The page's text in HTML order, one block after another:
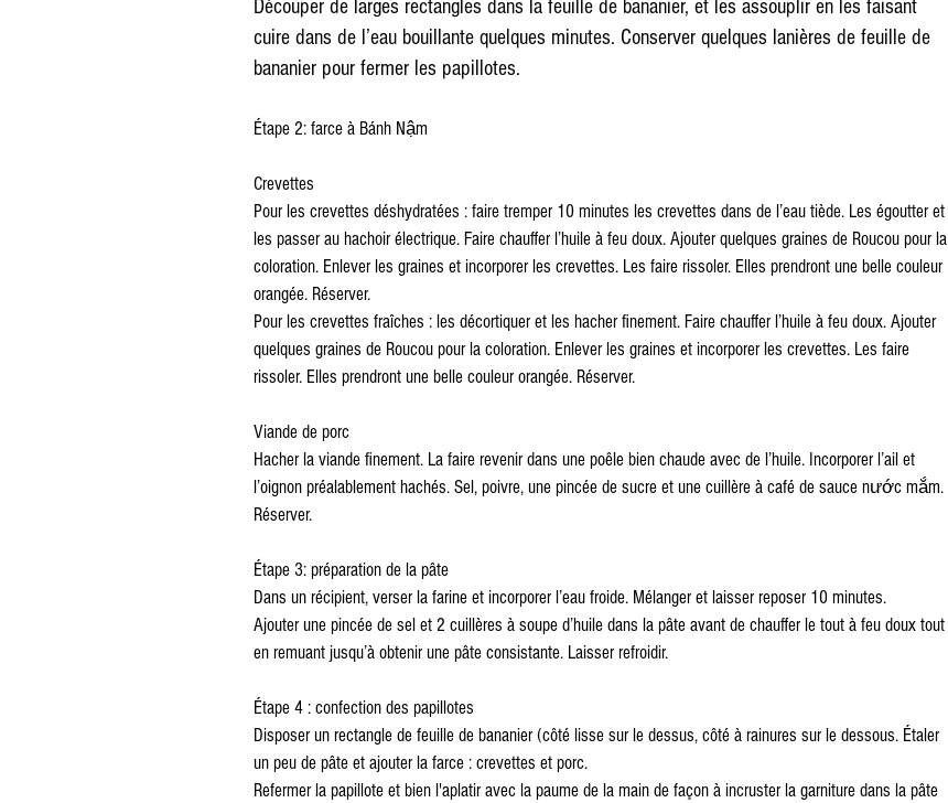
Découper de larges rectangles dans la feuille de bananier, et les assouplir en les faisant
cuire dans de l’eau bouillante quelques minutes. Conserver quelques lanières de feuille de
bananier pour fermer les papillotes.
Étape 2: farce à Bánh Nậm
Crevettes
Pour les crevettes déshydratées : faire tremper 10 minutes les crevettes dans de l’eau tiède. Les égoutter et
les passer au hachoir électrique. Faire chauffer l’huile à feu doux. Ajouter quelques graines de Roucou pour la
coloration. Enlever les graines et incorporer les crevettes. Les faire rissoler. Elles prendront une belle couleur
orangée. Réserver.
Pour les crevettes fraîches : les décortiquer et les hacher finement. Faire chauffer l’huile à feu doux. Ajouter
quelques graines de Roucou pour la coloration. Enlever les graines et incorporer les crevettes. Les faire
rissoler. Elles prendront une belle couleur orangée. Réserver.
Viande de porc
Hacher la viande finement. La faire revenir dans une poêle bien chaude avec de l’huile. Incorporer l’ail et
l’oignon préalablement hachés. Sel, poivre, une pincée de sucre et une cuillère à café de sauce nước mắm.
Réserver.
Étape 3: préparation de la pâte
Dans un récipient, verser la farine et incorporer l’eau froide. Mélanger et laisser reposer 10 minutes.
Ajouter une pincée de sel et 2 cuillères à soupe d’huile dans la pâte avant de chauffer le tout à feu doux tout
en remuant jusqu’à obtenir une pâte consistante. Laisser refroidir.
Étape 4 : confection des papillotes
Disposer un rectangle de feuille de bananier (côté lisse sur le dessus, côté à rainures sur le dessous. Étaler
un peu de pâte et ajouter la farce : crevettes et porc.
Refermer la papillote et bien l'aplatir avec la paume de la main de façon à incruster la garniture dans la pâte